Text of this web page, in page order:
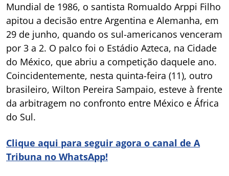
Mundial de 1986, o santista Romualdo Arppi Filho
apitou a decisão entre Argentina e Alemanha, em
29 de junho, quando os sul-americanos venceram
por 3 a 2. O palco foi o Estádio Azteca, na Cidade
do México, que abriu a competição daquele ano.
Coincidentemente, nesta quinta-feira (11), outro
brasileiro, Wilton Pereira Sampaio, esteve à frente
da arbitragem no confronto entre México e África
do Sul.
Clique aqui para seguir agora o canal de A
Tribuna no WhatsApp!